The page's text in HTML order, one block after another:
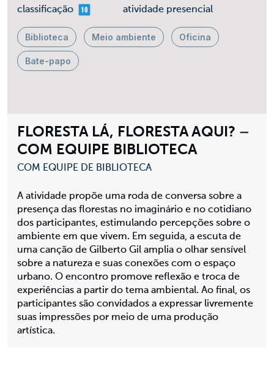
FLORESTA LÁ, FLORESTA AQUI? –
COM EQUIPE BIBLIOTECA
COM EQUIPE DE BIBLIOTECA
A atividade propõe uma roda de conversa sobre a
presença das florestas no imaginário e no cotidiano
dos participantes, estimulando percepções sobre o
ambiente em que vivem. Em seguida, a escuta de
uma canção de Gilberto Gil amplia o olhar sensível
sobre a natureza e suas conexões com o espaço
urbano. O encontro promove reflexão e troca de
experiências a partir do tema ambiental. Ao final, os
participantes são convidados a expressar livremente
suas impressões por meio de uma produção
artística.
classificaçãomais 10 atividade presencial
Biblioteca Meio ambiente Oficina
Bate-papo